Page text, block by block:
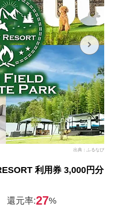
出典：ふるなび
利用券 3,000円分
還元率:27%